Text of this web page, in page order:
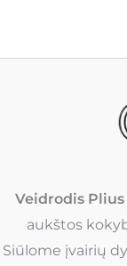
Veidrodis Plius
aukštos
Siūlome įvairių